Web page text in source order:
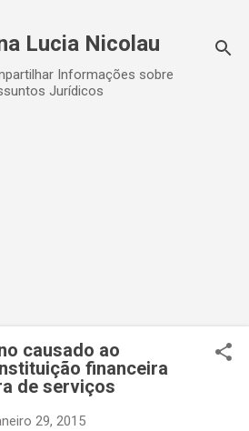
Lucia Nicolau
Informações sobre
Jurídicos
causado ao
financeira
de serviços
29, 2015